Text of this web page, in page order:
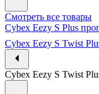
Смотреть все товары
Cybex Eezy S Plus
Cybex Eezy S Twist
Cybex Eezy S Twist